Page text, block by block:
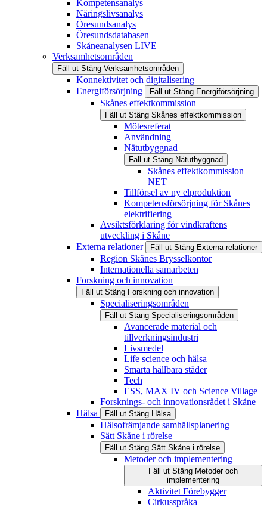
Kompetensanalys
Näringslivsanalys
Öresundsanalys
Öresundsdatabasen
Skåneanalysen LIVE
Verksamhetsområden
Fäll ut Stäng Verksamhetsområden
Konnektivitet och digitalisering
Energiförsörjning
Fäll ut Stäng Energiförsörjning
Skånes effektkommission
Fäll ut Stäng Skånes effektkommission
Mötesreferat
Användning
Nätutbyggnad
Fäll ut Stäng Nätutbyggnad
Skånes effektkommission
NET
Tillförsel av ny elproduktion
Kompetensförsörjning för Skånes
elektrifiering
Avsiktsförklaring för vindkraftens
utveckling i Skåne
Externa relationer
Fäll ut Stäng Externa relationer
Region Skånes Brysselkontor
Internationella samarbeten
Forskning och innovation
Fäll ut Stäng Forskning och innovation
Specialiseringsområden
Fäll ut Stäng Specialiseringsområden
Avancerade material och
tillverkningsindustri
Livsmedel
Life science och hälsa
Smarta hållbara städer
Tech
ESS, MAX IV och Science Village
Forsknings- och innovationsrådet i Skåne
Hälsa
Fäll ut Stäng Hälsa
Hälsofrämjande samhällsplanering
Sätt Skåne i rörelse
Fäll ut Stäng Sätt Skåne i rörelse
Metoder och implementering
Fäll ut Stäng Metoder och
implementering
Aktivitet Förebygger
Cirkusspråka